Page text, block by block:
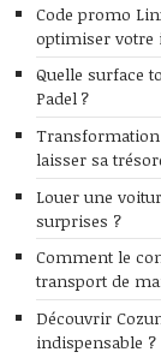
Code promo
optimiser votre
Quelle surface
Padel ?
Transformation
laisser sa
Louer une
surprises ?
Comment le
transport de
Découvrir
indispensable ?